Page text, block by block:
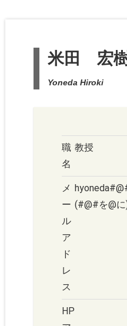
米田 宏
Yoneda Hiroki
職
名
教授
メ
ー
ル
ア
ド
レ
ス
(#@#を@に
HP